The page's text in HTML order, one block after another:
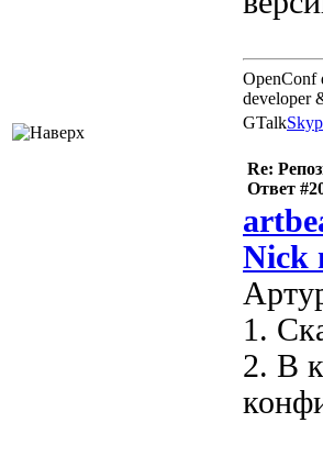
OpenConf
developer
GTalk
Re:
Ответ
Nick
1.
2. В